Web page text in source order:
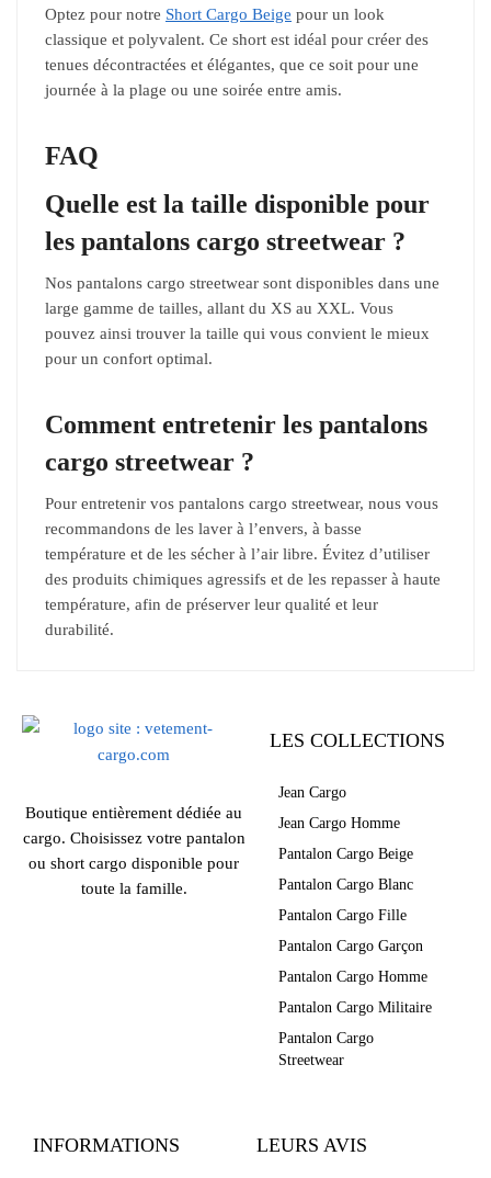
Optez pour notre Short Cargo Beige pour un look
classique et polyvalent. Ce short est idéal pour créer des
tenues décontractées et élégantes, que ce soit pour une
journée à la plage ou une soirée entre amis.
FAQ
Quelle est la taille disponible pour
les pantalons cargo streetwear ?
Nos pantalons cargo streetwear sont disponibles dans une
large gamme de tailles, allant du XS au XXL. Vous
pouvez ainsi trouver la taille qui vous convient le mieux
pour un confort optimal.
Comment entretenir les pantalons
cargo streetwear ?
Pour entretenir vos pantalons cargo streetwear, nous vous
recommandons de les laver à l’envers, à basse
température et de les sécher à l’air libre. Évitez d’utiliser
des produits chimiques agressifs et de les repasser à haute
température, afin de préserver leur qualité et leur
durabilité.
Boutique entièrement dédiée au
cargo. Choisissez votre pantalon
ou short cargo disponible pour
toute la famille.
LES COLLECTIONS
Jean Cargo
Jean Cargo Homme
Pantalon Cargo Beige
Pantalon Cargo Blanc
Pantalon Cargo Fille
Pantalon Cargo Garçon
Pantalon Cargo Homme
Pantalon Cargo Militaire
Pantalon Cargo
Streetwear
INFORMATIONS LEURS AVIS